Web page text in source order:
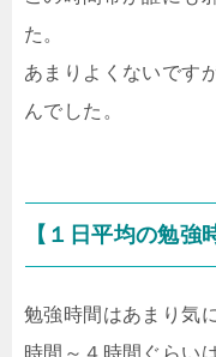
た。
あまりよくないです
んでした。
【１日平均の勉強
勉強時間はあまり気
時間～４時間ぐらい